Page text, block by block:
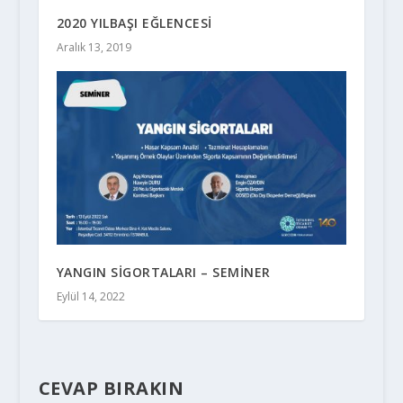
2020 YILBAŞI EĞLENCESİ
Aralık 13, 2019
YANGIN SİGORTALARI – SEMİNER
Eylül 14, 2022
CEVAP BIRAKIN